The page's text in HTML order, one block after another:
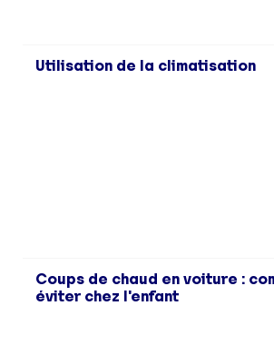
Utilisation de la climatisation
Coups de chaud en voiture :
éviter chez l'enfant